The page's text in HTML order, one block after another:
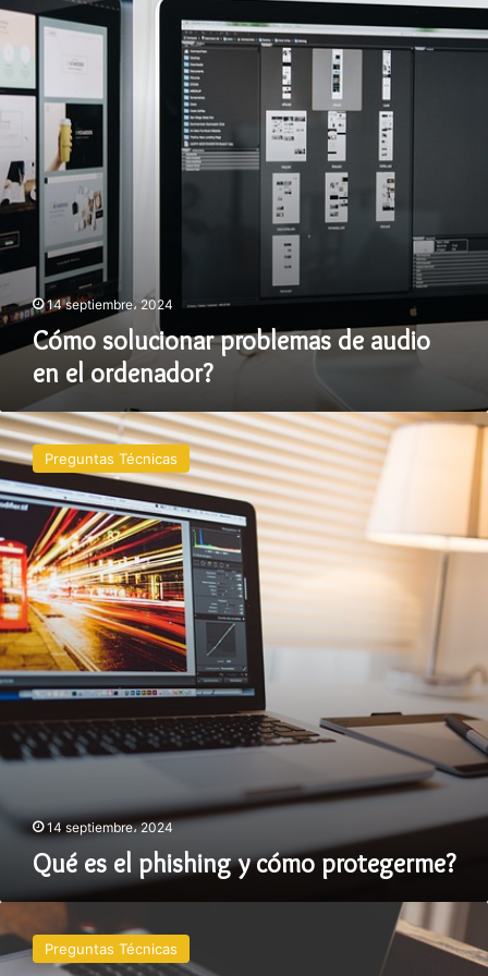
audio
el
ordenador?
14 septiembre، 2024
Cómo solucionar problemas de audio
en el ordenador?
Qué
es
el
phishing
y
cómo
protegerme?
Preguntas Técnicas
14 septiembre، 2024
Qué es el phishing y cómo protegerme?
qué
la
Preguntas Técnicas